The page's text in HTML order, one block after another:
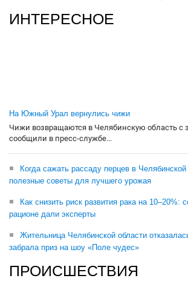
ИНТЕРЕСНОЕ
На Южный Урал вернулись чижи
Чижи возвращаются в Челябинскую область с
сообщили в пресс-службе...
Когда сажать рассаду перцев в Челябинской
полезные советы для лучшего урожая
Как снизить риск развития рака на 10–20%:
рационе дали эксперты
Жительница Челябинской области
забрала приз на шоу «Поле чудес»
ПРОИСШЕСТВИЯ